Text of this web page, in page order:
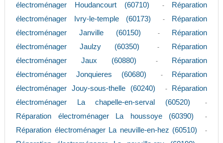
électroménager Houdancourt (60710)
-
Réparation
électroménager Ivry-le-temple (60173)
-
Réparation
électroménager Janville (60150)
-
Réparation
électroménager Jaulzy (60350)
-
Réparation
électroménager Jaux (60880)
-
Réparation
électroménager Jonquieres (60680)
-
Réparation
électroménager Jouy-sous-thelle (60240)
-
Réparation
électroménager La chapelle-en-serval (60520)
-
Réparation électroménager La houssoye (60390) -
Réparation électroménager La neuville-en-hez (60510) -